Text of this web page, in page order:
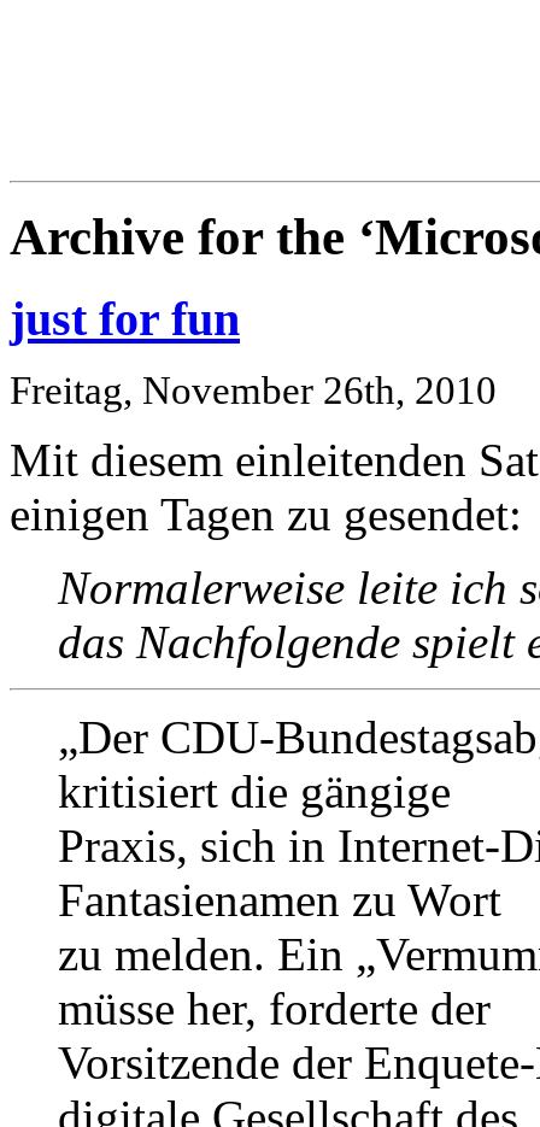
Archive for the
just for fun
Freitag, November 26th, 2010
Mit diesem einleitenden
einigen Tagen zu gesendet:
Normalerweise leite ich
das Nachfolgende spielt
„Der CDU-
kritisiert die gängige
Praxis, sich in Internet-
Fantasienamen zu Wort
zu melden. Ein
müsse her, forderte der
Vorsitzende der